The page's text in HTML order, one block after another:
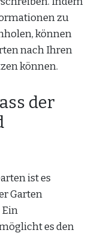
zu
können
nach Ihren
können.
der
ist es
Garten
Ein
es den